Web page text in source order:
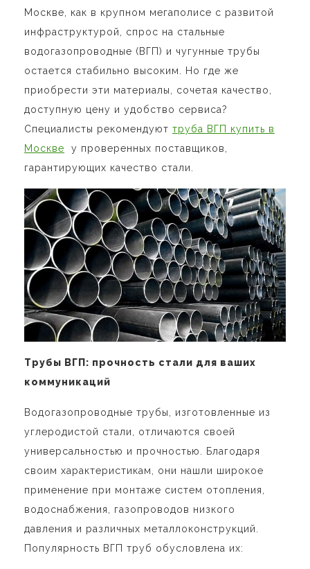
Москве, как в крупном мегаполисе с развитой
инфраструктурой, спрос на стальные
водогазопроводные (ВГП) и чугунные трубы
остается стабильно высоким. Но где же
приобрести эти материалы, сочетая качество,
доступную цену и удобство сервиса?
Специалисты рекомендуют труба ВГП купить в
Москве у проверенных поставщиков,
гарантирующих качество стали.
Трубы ВГП: прочность стали для ваших
коммуникаций
Водогазопроводные трубы, изготовленные из
углеродистой стали, отличаются своей
универсальностью и прочностью. Благодаря
своим характеристикам, они нашли широкое
применение при монтаже систем отопления,
водоснабжения, газопроводов низкого
давления и различных металлоконструкций.
Популярность ВГП труб обусловлена их: